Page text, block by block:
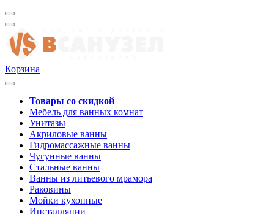
Корзина
Товары со скидкой
Мебель для ванных комнат
Унитазы
Акриловые ванны
Гидромассажные ванны
Чугунные ванны
Стальные ванны
Ванны из литьевого мрамора
Раковины
Мойки кухонные
Инсталляции